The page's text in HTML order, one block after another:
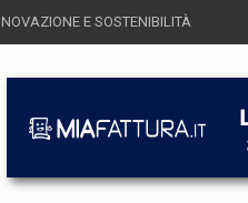
E SOSTENIBILITÀ